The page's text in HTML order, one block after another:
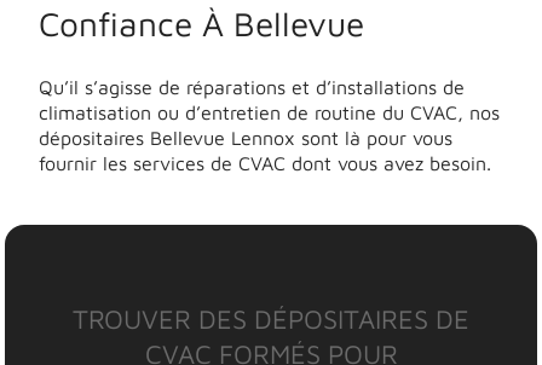
Confiance À Bellevue
Qu’il s’agisse de réparations et d’installations de
climatisation ou d’entretien de routine du CVAC, nos
dépositaires Bellevue Lennox sont là pour vous
fournir les services de CVAC dont vous avez besoin.
TROUVER DES DÉPOSITAIRES DE
CVAC FORMÉS POUR